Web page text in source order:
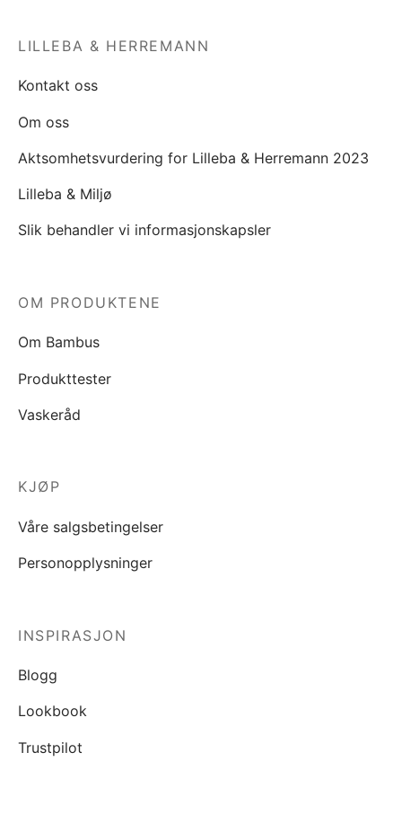
LILLEBA & HERREMANN
Kontakt oss
Om oss
Aktsomhetsvurdering for Lilleba & Herremann 2023
Lilleba & Miljø
Slik behandler vi informasjonskapsler
OM PRODUKTENE
Om Bambus
Produkttester
Vaskeråd
KJØP
Våre salgsbetingelser
Personopplysninger
INSPIRASJON
Blogg
Lookbook
Trustpilot